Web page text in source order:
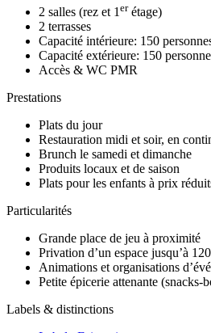
2 salles (rez et 1 erétage)
2 terrasses
Capacité intérieure: 150
Capacité extérieure: 150
Accès & WC PMR
Prestations
Plats du jour
Restauration midi et soir, en
Brunch le samedi et dimanche
Produits locaux et de saison
Plats pour les enfants à prix
Particularités
Grande place de jeu à proximité
Privation d’un espace jusqu’à
Animations et organisations
Petite épicerie attenante (snacks-
Labels & distinctions